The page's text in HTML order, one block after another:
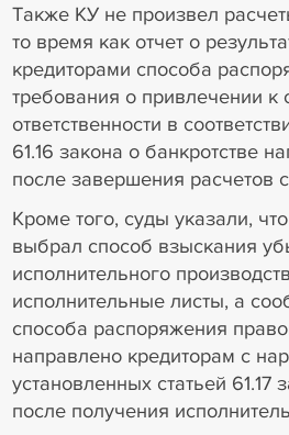
Также КУ не произвел
то время как отчет о
кредиторами способа
требования о привлечении к
ответственности в
61.16 закона о банкротстве
после завершения расчетов
Кроме того, суды указали,
выбрал способ взыскания
исполнительного
исполнительные листы, а
способа распоряжения
направлено кредиторам с
установленных статьей 61.17
после получения